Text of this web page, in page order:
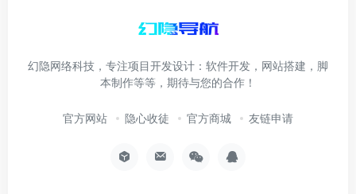
幻隐网络科技，专注项目开发设计：软件开发，网站搭建，脚
本制作等等，期待与您的合作！
官方网站 隐心收徒 官方商城 友链申请